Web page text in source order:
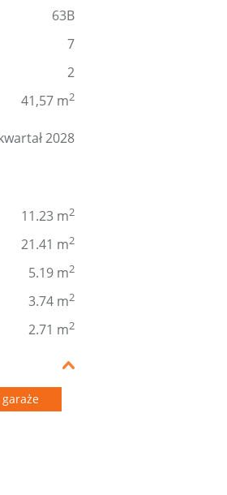
63B
7
2
41,57 m2
2028
11.23 m2
21.41 m2
5.19 m2
3.74 m2
2.71 m2